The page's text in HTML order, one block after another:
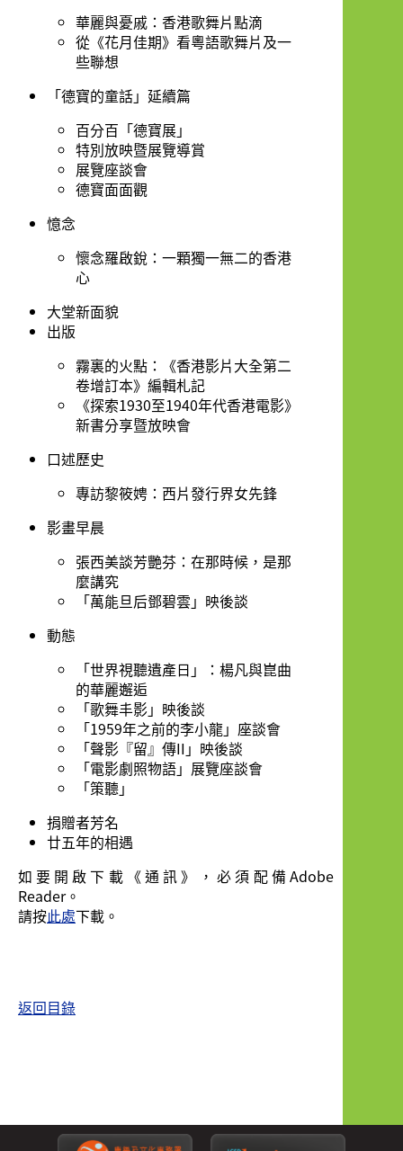
華麗與憂戚：香港歌舞片點滴
從《花月佳期》看粵語歌舞片及一
些聯想
「德寶的童話」延續篇
百分百「德寶展」
特別放映暨展覽導賞
展覽座談會
德寶面面觀
憶念
懷念羅啟銳：一顆獨一無二的香港
心
大堂新面貌
出版
霧裏的火點：《香港影片大全第二
卷增訂本》編輯札記
《探索1930至1940年代香港電影》
新書分享暨放映會
口述歷史
專訪黎筱娉：西片發行界女先鋒
影畫早晨
張西美談芳艷芬：在那時候，是那
麼講究
「萬能旦后鄧碧雲」映後談
動態
「世界視聽遺產日」：楊凡與崑曲
的華麗邂逅
「歌舞丰影」映後談
「1959年之前的李小龍」座談會
「聲影『留』傳II」映後談
「電影劇照物語」展覽座談會
「策聽」
捐贈者芳名
廿五年的相遇
如要開啟下載《通訊》，必須配備Adobe
Reader。
請按此處下載。
返回目錄